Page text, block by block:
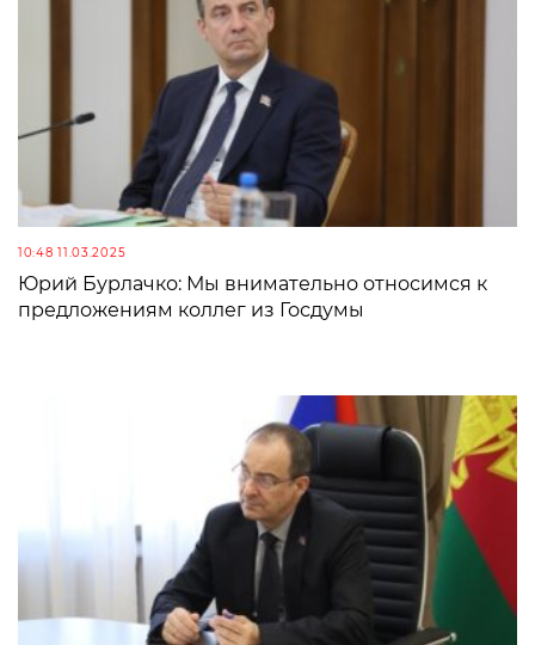
10:48 11.03.2025
Юрий Бурлачко: Мы внимательно относимся к
предложениям коллег из Госдумы